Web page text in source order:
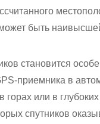
быть
становится
приемника в
горах или в
спутников